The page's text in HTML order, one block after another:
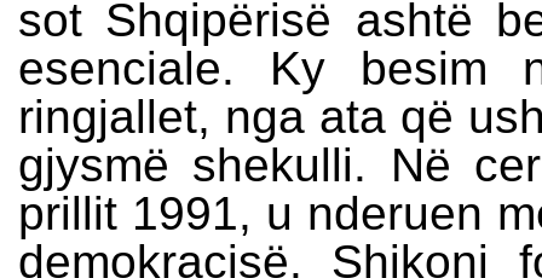
sot Shqipërisë ashtë
esenciale. Ky
ringjallet, nga ata që
gjysmë shekulli. Në
prillit 1991, u nderuen
demokracisë. Shikoni